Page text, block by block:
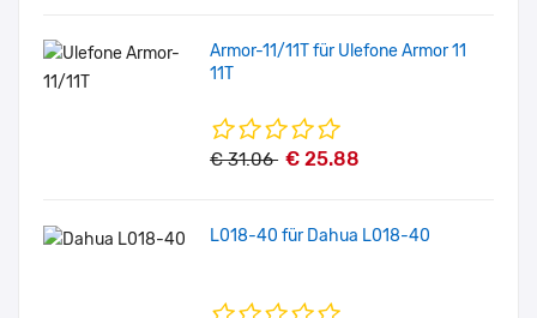
Armor-11/11T für Ulefone Armor 11
11T
€ 31.06 € 25.88
L018-40 für Dahua L018-40